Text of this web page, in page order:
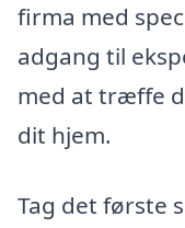
firma med
adgang til
med at træffe
dit hjem.
Tag det første